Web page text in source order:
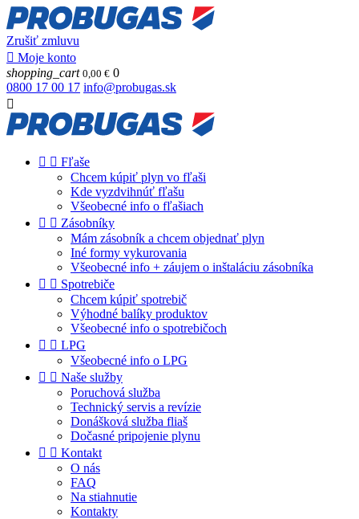
Zrušiť zmluvu
 Moje konto
shopping_cart 0,00 € 0
0800 17 00 17 info@probugas.sk

  Fľaše
Chcem kúpiť plyn vo fľaši
Kde vyzdvihnúť fľašu
Všeobecné info o fľašiach
  Zásobníky
Mám zásobník a chcem objednať plyn
Iné formy vykurovania
Všeobecné info + záujem o inštaláciu zásobníka
  Spotrebiče
Chcem kúpiť spotrebič
Výhodné balíky produktov
Všeobecné info o spotrebičoch
  LPG
Všeobecné info o LPG
  Naše služby
Poruchová služba
Technický servis a revízie
Donášková služba fliaš
Dočasné pripojenie plynu
  Kontakt
O nás
FAQ
Na stiahnutie
Kontakty